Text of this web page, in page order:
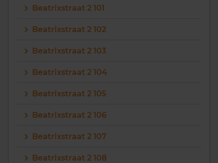
Beatrixstraat 2 101
Beatrixstraat 2 102
Beatrixstraat 2 103
Beatrixstraat 2 104
Beatrixstraat 2 105
Beatrixstraat 2 106
Beatrixstraat 2 107
Beatrixstraat 2 108